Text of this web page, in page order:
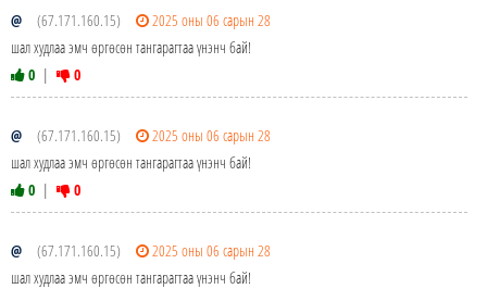
@ (67.171.160.15)
2025 оны 06 сарын 28
шал худлаа эмч өргөсөн тангарагтаа үнэнч бай!
0 | 0
@ (67.171.160.15)
2025 оны 06 сарын 28
шал худлаа эмч өргөсөн тангарагтаа үнэнч бай!
0 | 0
@ (67.171.160.15)
2025 оны 06 сарын 28
шал худлаа эмч өргөсөн тангарагтаа үнэнч бай!